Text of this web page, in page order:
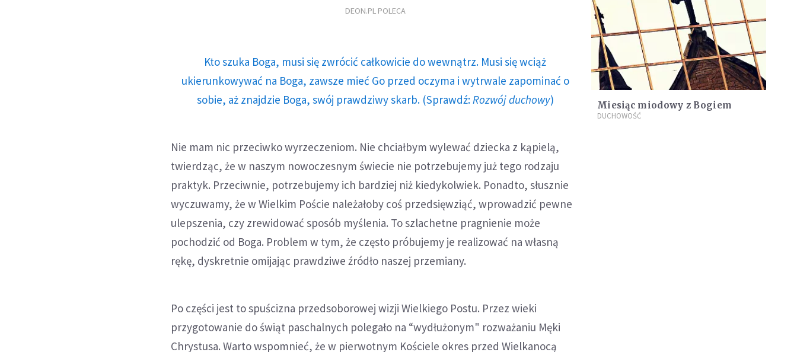
DEON.PL POLECA
Kto szuka Boga, musi się zwrócić całkowicie do wewnątrz. Musi się wciąż
ukierunkowywać na Boga, zawsze mieć Go przed oczyma i wytrwale zapominać o
sobie, aż znajdzie Boga, swój prawdziwy skarb. (Sprawdź: Rozwój duchowy)
Nie mam nic przeciwko wyrzeczeniom. Nie chciałbym wylewać dziecka z kąpielą,
twierdząc, że w naszym nowoczesnym świecie nie potrzebujemy już tego rodzaju
praktyk. Przeciwnie, potrzebujemy ich bardziej niż kiedykolwiek. Ponadto, słusznie
wyczuwamy, że w Wielkim Poście należałoby coś przedsięwziąć, wprowadzić pewne
ulepszenia, czy zrewidować sposób myślenia. To szlachetne pragnienie może
pochodzić od Boga. Problem w tym, że często próbujemy je realizować na własną
rękę, dyskretnie omijając prawdziwe źródło naszej przemiany.
Po części jest to spuścizna przedsoborowej wizji Wielkiego Postu. Przez wieki
przygotowanie do świąt paschalnych polegało na “wydłużonym" rozważaniu Męki
Chrystusa. Warto wspomnieć, że w pierwotnym Kościele okres przed Wielkanocą
Miesiąc miodowy z Bogiem
DUCHOWOŚĆ